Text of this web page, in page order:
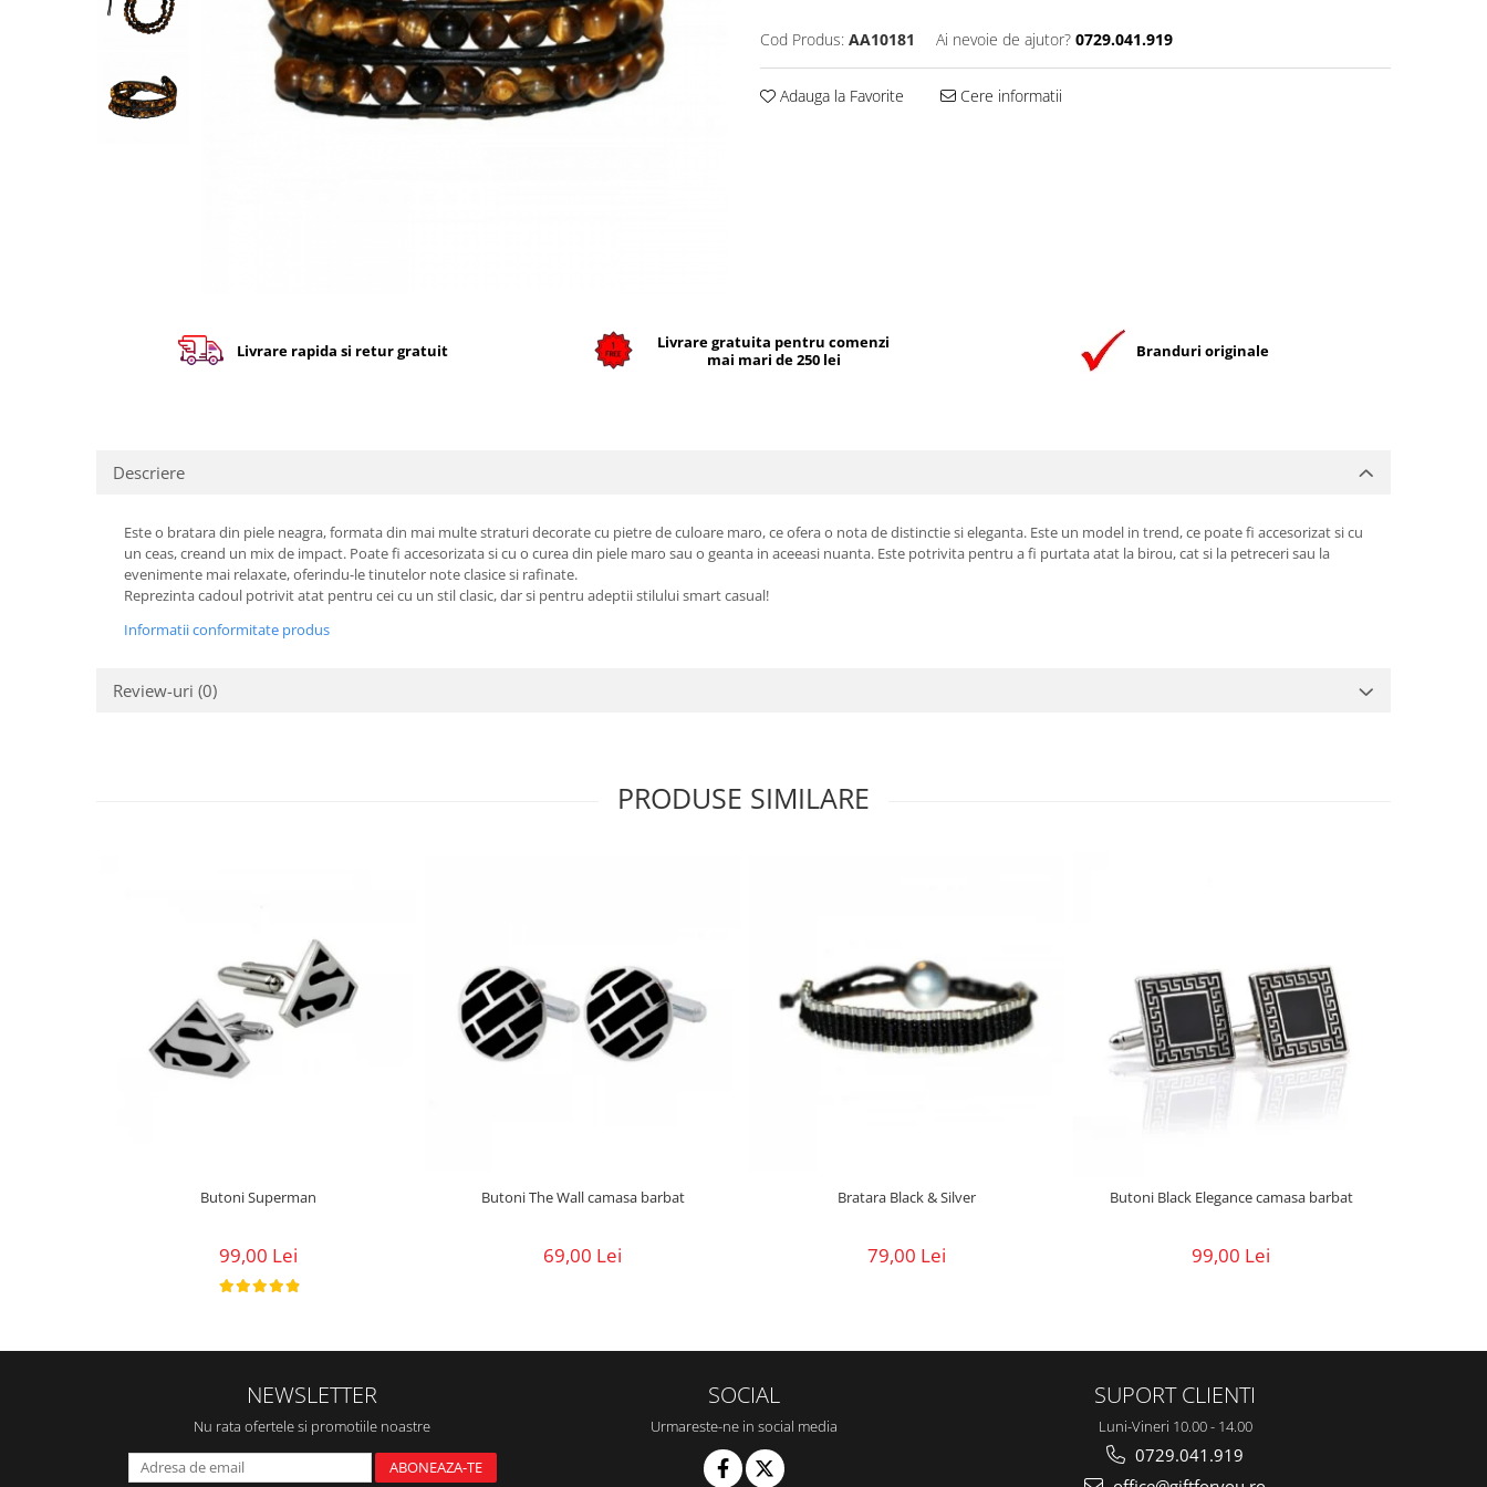
Cod Produs: AA10181 Ai nevoie de ajutor? 0729.041.919
Adauga la Favorite Cere informatii
Livrare rapida si retur gratuit
Livrare gratuita pentru comenzi
mai mari de 250 lei
Branduri originale
Descriere
Este o bratara din piele neagra, formata din mai multe straturi decorate cu pietre de culoare maro, ce ofera o nota de distinctie si eleganta. Este un model in trend, ce poate fi accesorizat si cu
un ceas, creand un mix de impact. Poate fi accesorizata si cu o curea din piele maro sau o geanta in aceeasi nuanta. Este potrivita pentru a fi purtata atat la birou, cat si la petreceri sau la
evenimente mai relaxate, oferindu-le tinutelor note clasice si rafinate.
Reprezinta cadoul potrivit atat pentru cei cu un stil clasic, dar si pentru adeptii stilului smart casual!
Informatii conformitate produs
Review-uri (0)
PRODUSE SIMILARE
Butoni Superman
99,00 Lei
Butoni The Wall camasa barbat
69,00 Lei
Bratara Black & Silver
79,00 Lei
Butoni Black Elegance camasa barbat
99,00 Lei
NEWSLETTER
Nu rata ofertele si promotiile noastre
SOCIAL
Urmareste-ne in social media
SUPORT CLIENTI
Luni-Vineri 10.00 - 14.00
0729.041.919